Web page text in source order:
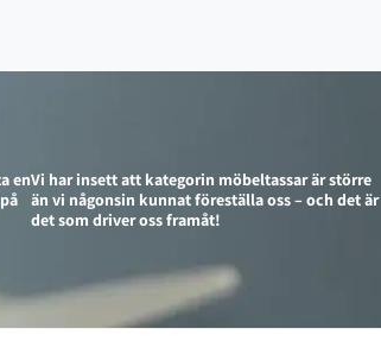
enVi har insett att kategorin möbeltassar är större
än vi någonsin kunnat föreställa oss – och det är
det som driver oss framåt!